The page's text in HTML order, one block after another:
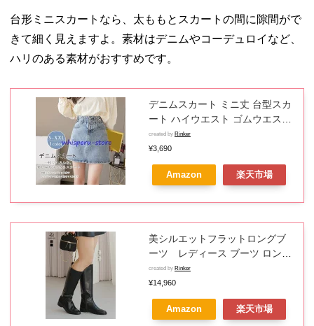
台形ミニスカートなら、太ももとスカートの間に隙間がで
きて細く見えますよ。素材はデニムやコーデュロイなど、
ハリのある素材がおすすめです。
デニムスカート ミニ丈 台型スカ
ート ハイウエスト ゴムウエスト
ミニスカート 台形ミニスカート
Aライン カジュアル 可愛い おし
ゃれ シンプル 通勤 通学
created by Rinker
¥3,690
Amazon 楽天市場
美シルエットフラットロングブ
ーツ レディース ブーツ ロング
ブーツ 合皮 フェイクレザー 太ヒ
ール 5.5cm ジョッキーブーツ 歩
きやすい 痛くない 美脚 サイドジ
ップ お出かけ 通勤 通学 綺
created by Rinker
¥14,960
Amazon 楽天市場